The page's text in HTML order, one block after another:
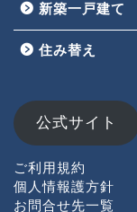
新築一戸建て
住み替え
公式サイト
ご利用規約
個人情報護方針
お問合せ先一覧